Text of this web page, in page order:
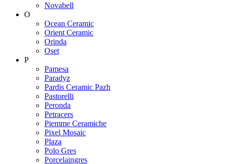
Novabell
O
Ocean Ceramic
Orient Ceramic
Orinda
Oset
P
Pamesa
Paradyz
Pardis Ceramic Pazh
Pastorelli
Peronda
Petracers
Piemme Ceramiche
Pixel Mosaic
Plaza
Polo Gres
Porcelaingres